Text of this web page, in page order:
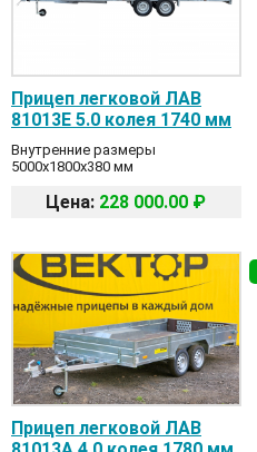
Прицеп легковой ЛАВ
81013E 5.0 колея 1740 мм
Внутренние размеры
5000x1800x380 мм
Цена: 228 000.00 ₽
Прицеп легковой ЛАВ